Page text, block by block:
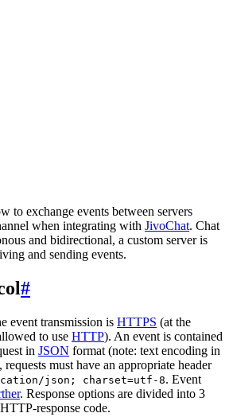
to exchange events between servers
when integrating with JivoChat. Chat
and bidirectional, a custom server is
and sending events.
#
event transmission is HTTPS (at the
to use HTTP). An event is contained
in JSON format (note: text encoding in
requests must have an appropriate header
json; charset=utf-8. Event
. Response options are divided into 3
response code.